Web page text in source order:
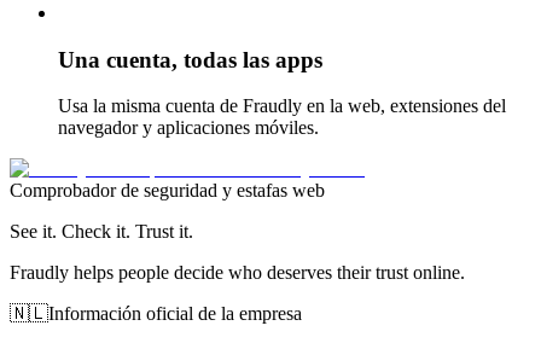
Una cuenta, todas las apps
Usa la misma cuenta de Fraudly en la web, extensiones del
navegador y aplicaciones móviles.
Comprobador de seguridad y estafas web
See it. Check it. Trust it.
Fraudly helps people decide who deserves their trust online.
🇳🇱Información oficial de la empresa